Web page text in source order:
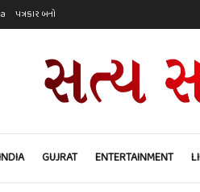
પત્રકાર બનો
GUJRAT ENTERTAINMENT